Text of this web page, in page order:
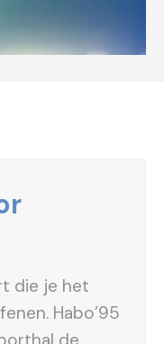
die je het
Habo’95